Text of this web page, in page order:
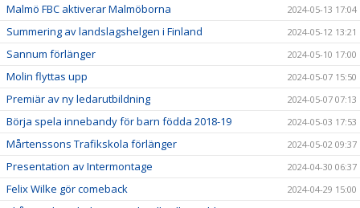
Malmö FBC aktiverar Malmöborna 2024-05-13 17:04
Summering av landslagshelgen i Finland 2024-05-12 13:21
Sannum förlänger 2024-05-10 17:00
Molin flyttas upp 2024-05-07 15:50
Premiär av ny ledarutbildning 2024-05-07 07:13
Börja spela innebandy för barn födda 2018-19 2024-05-03 17:53
Mårtenssons Trafikskola förlänger 2024-05-02 09:37
Presentation av Intermontage 2024-04-30 06:37
Felix Wilke gör comeback 2024-04-29 15:00